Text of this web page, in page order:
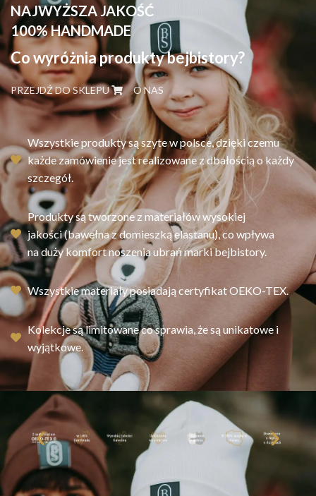
NAJWYŻSZA JAKOŚĆ
100% HANDMADE
Co wyróżnia produkty bejbistory?
PRZEJDŹ DO SKLEPU O NAS
Wszystkie produkty są szyte w polsce, dzięki czemu
każde zamówienie jest realizowane z dbałością o każdy
szczegół.
Produkty są tworzone z materiałów wysokiej
jakości (bawełna z domieszką elastanu), co wpływa
na duży komfort noszenia ubrań marki bejbistory.
Wszystkie materiały posiadają certyfikat OEKO-TEX.
Kolekcje są limitowane co sprawia, że są unikatowe i
wyjątkowe.